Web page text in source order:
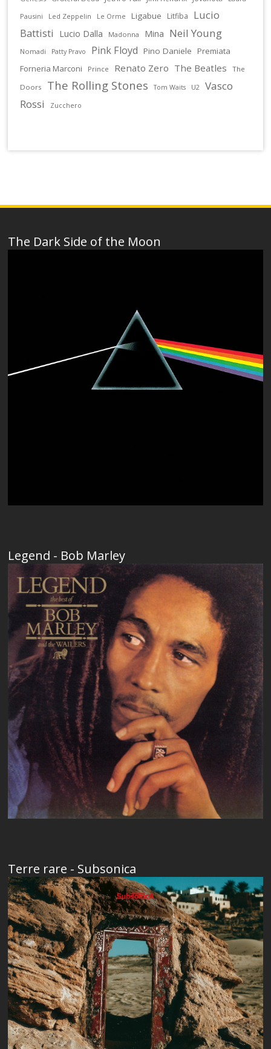
Pausini
Led Zeppelin Le Orme Ligabue Litfiba
Lucio
Battisti
Lucio Dalla Madonna Mina Neil Young
Nomadi Patty Pravo Pink Floyd Pino Daniele
Premiata
Forneria Marconi
Prince Renato Zero The Beatles
The
Doors
The Rolling Stones Tom Waits U2
Vasco
Rossi
Zucchero
The Dark Side of the Moon
Legend - Bob Marley
Terre rare - Subsonica